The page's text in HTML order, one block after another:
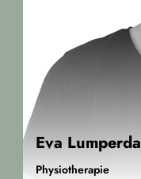
Eva Lumperda
Physiotherapie